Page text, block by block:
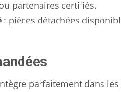
partenaires certifiés.
: pièces détachées
parfaitement dans